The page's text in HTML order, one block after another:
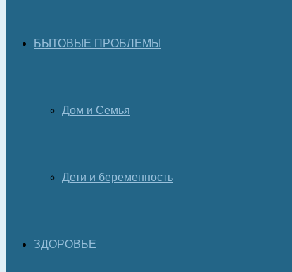
БЫТОВЫЕ ПРОБЛЕМЫ
Дом и Семья
Дети и беременность
ЗДОРОВЬЕ